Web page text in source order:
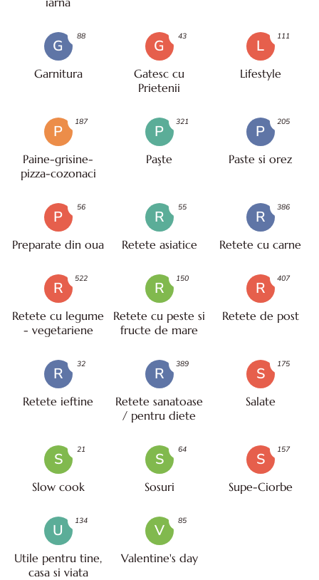
G
Garnitura
88
G
Gatesc cu
Prietenii
43
L
Lifestyle
111
P
Paine-grisine-
pizza-cozonaci
187
P
Paşte
321
P
Paste si orez
205
P
Preparate din oua
56
R
Retete asiatice
55
R
Retete cu carne
386
R
Retete cu legume
- vegetariene
522
R
Retete cu peste si
fructe de mare
150
R
Retete de post
407
R
Retete ieftine
32
R
Retete sanatoase
/ pentru diete
389
S
Salate
175
S
Slow cook
21
S
Sosuri
64
S
Supe-Ciorbe
157
U
Utile pentru tine,
casa si viata
134
V
Valentine's day
85